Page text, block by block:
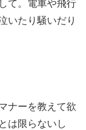
て。電車や飛行
いたり騒いだり
ナーを教えて欲
は限らないし